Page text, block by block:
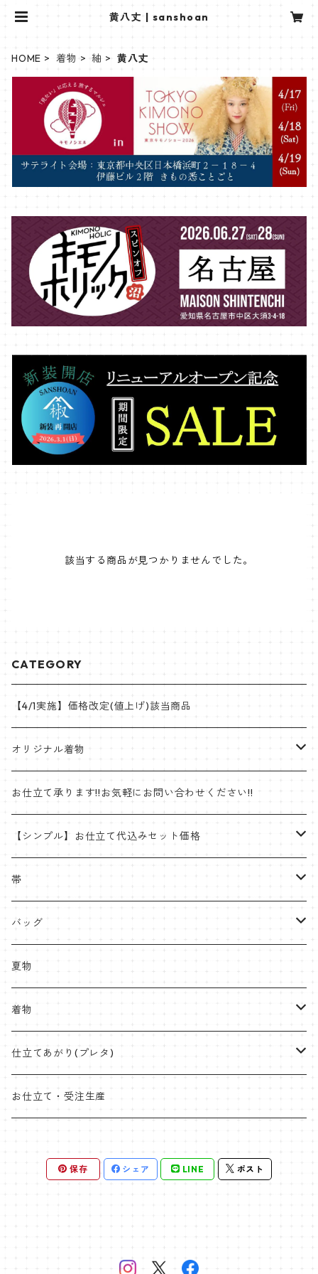
黄八丈 | sanshoan
HOME 着物 紬 黄八丈
該当する商品が見つかりませんでした。
CATEGORY
【4/1実施】価格改定(値上げ)該当商品
オリジナル着物
帯
ゴブラン織名古屋帯
半巾帯
着物
羽織
お仕立て承ります!!お気軽にお問い合わせください!!
【シンプル】お仕立て代込みセット価格
着物
片貝木綿
紬
帯
八寸名古屋
九寸名古屋
帯
名古屋帯・京袋帯
ミンサー
首里織
半幅帯
博多織
ミンサー
桐生織 ※ポリエステル含む
角帯
オリジナル角帯
兵児帯(仕立て上がり)
袋帯
バッグ
受注生産やOEMも承ります
ラタンハンドル
ワイドサイズ
クラッチバッグ
夏物
着物
片貝木綿
小千谷縮
仕立てあがり(プレタ)
帯
お仕立て・受注生産
保存 シェア LINE ポスト